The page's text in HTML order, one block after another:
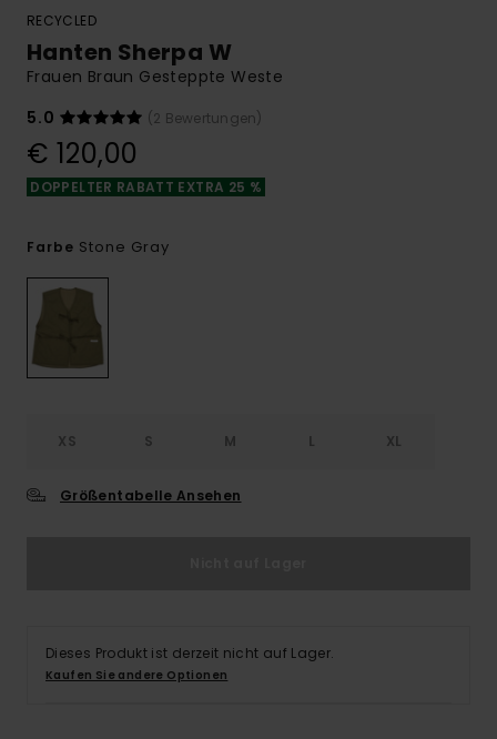
RECYCLED
Hanten Sherpa W
Frauen Braun Gesteppte Weste
5.0
(2 Bewertungen)
€ 120,00
DOPPELTER RABATT EXTRA 25 %
Farbe Stone Gray
XS S M L XL
Größentabelle Ansehen
Dieses Produkt ist derzeit nicht auf Lager.
Kaufen Sie andere Optionen